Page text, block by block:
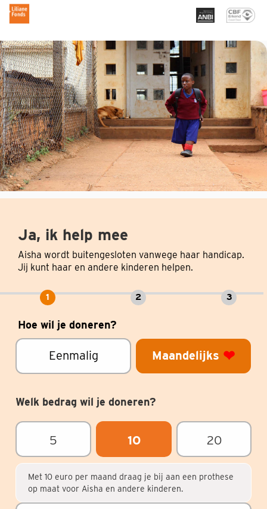
1 2 3
Ja, ik help mee
Aisha wordt buitengesloten vanwege haar handicap.
Jij kunt haar en andere kinderen helpen.
Hoe wil je doneren?
Eenmalig Maandelijks ❤
Welk bedrag wil je doneren?
5 10 20
Met 10 euro per maand draag je bij aan een prothese
op maat voor Aisha en andere kinderen.